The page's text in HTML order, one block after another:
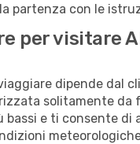
partenza con le
per visitare
dipende dal
solitamente
bassi e ti consente